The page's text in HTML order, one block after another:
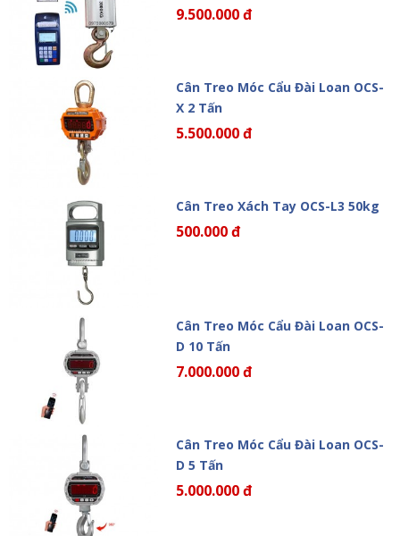
9.500.000 đ
Cân Treo Móc Cẩu Đài Loan OCS-
X 2 Tấn
5.500.000 đ
Cân Treo Xách Tay OCS-L3 50kg
500.000 đ
Cân Treo Móc Cẩu Đài Loan OCS-
D 10 Tấn
7.000.000 đ
Cân Treo Móc Cẩu Đài Loan OCS-
D 5 Tấn
5.000.000 đ